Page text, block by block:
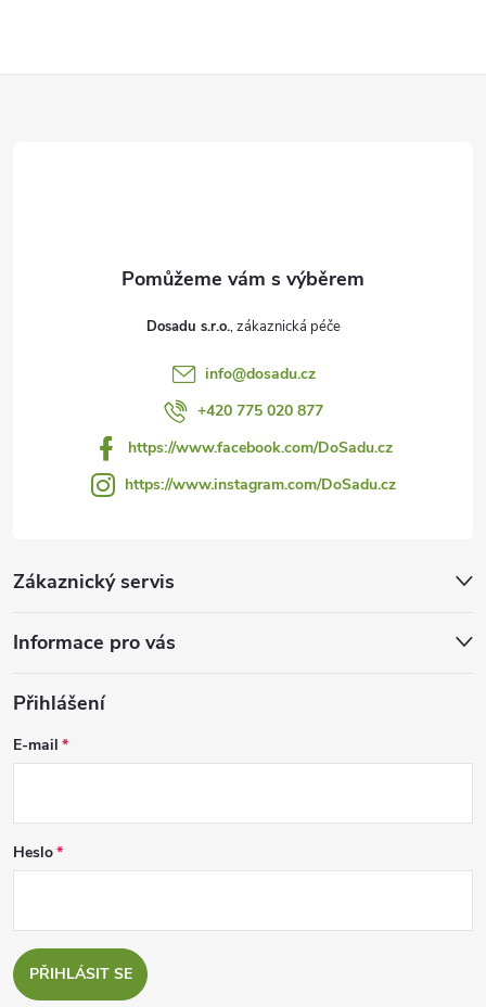
Zákaznický servis
Informace pro vás
Dosadu s.r.o.
info@dosadu.cz
+420 775 020 877
https://www.facebook.com/DoSadu.cz
https://www.instagram.com/DoSadu.cz
Přihlášení
E-mail
Heslo
PŘIHLÁSIT SE